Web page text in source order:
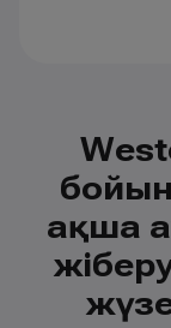
ақша